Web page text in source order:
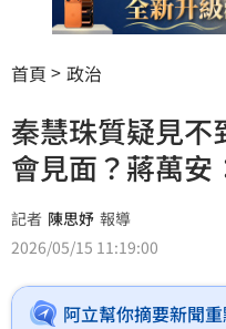
首頁 政治
秦慧珠質疑見不
會見面？蔣萬安
記者 陳思妤 報導
2026/05/15 11:19:00
阿立幫你摘要新聞